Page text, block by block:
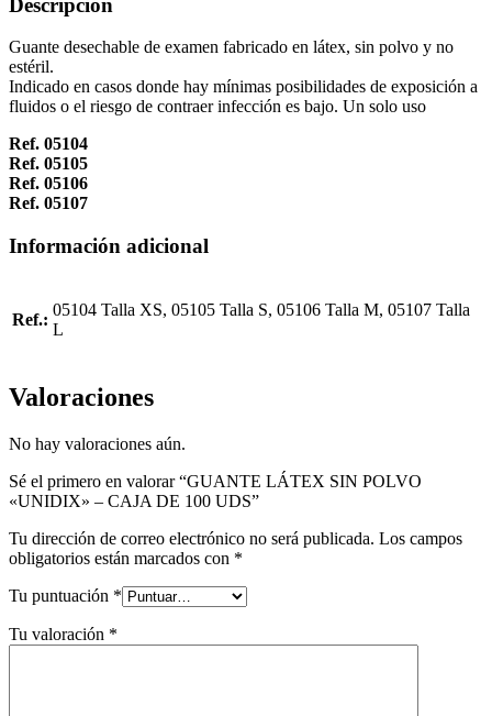
UDS
Guante desechable de examen fabricado en látex, sin polvo y no
estéril.
Indicado en casos donde hay mínimas posibilidades de exposición a
fluidos o el riesgo de contraer infección es bajo. Un solo uso
Ref. 05104
Ref. 05105
Ref. 05106
Ref. 05107
Información adicional
Ref.:
05104 Talla XS, 05105 Talla S, 05106 Talla M, 05107 Talla
L
Valoraciones
No hay valoraciones aún.
Sé el primero en valorar “GUANTE LÁTEX SIN POLVO
«UNIDIX» – CAJA DE 100 UDS”
Tu dirección de correo electrónico no será publicada. Los campos
obligatorios están marcados con *
Tu puntuación *
Tu valoración *